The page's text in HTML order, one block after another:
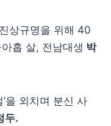
상규명을 위해 40
홉 살, 전남대생 박
을 외치며 분신 사
두.